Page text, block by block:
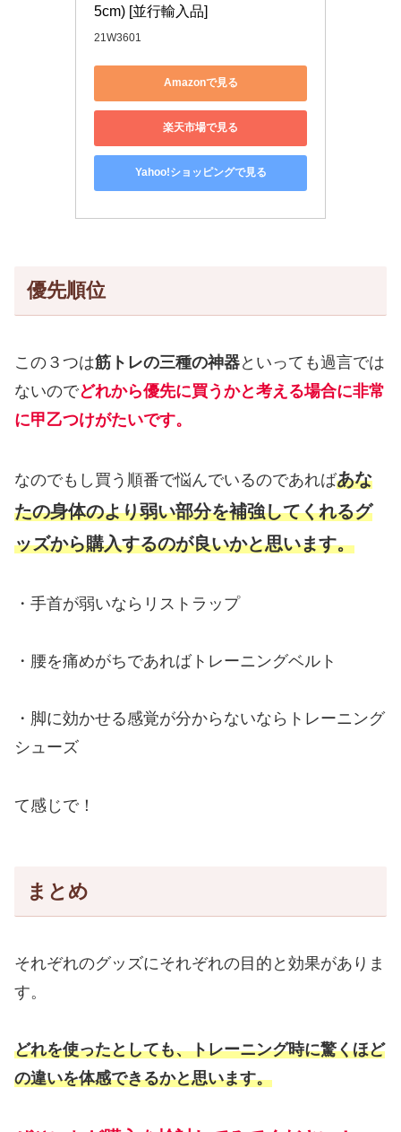
5cm) [並行輸入品]
21W3601
Amazonで見る
楽天市場で見る
Yahoo!ショッピングで見る
優先順位
この３つは筋トレの三種の神器といっても過言では
ないのでどれから優先に買うかと考える場合に非常
に甲乙つけがたいです。
なのでもし買う順番で悩んでいるのであればあな
たの身体のより弱い部分を補強してくれるグ
ッズから購入するのが良いかと思います。
・手首が弱いならリストラップ
・腰を痛めがちであればトレーニングベルト
・脚に効かせる感覚が分からないならトレーニング
シューズ
て感じで！
まとめ
それぞれのグッズにそれぞれの目的と効果がありま
す。
どれを使ったとしても、トレーニング時に驚くほど
の違いを体感できるかと思います。